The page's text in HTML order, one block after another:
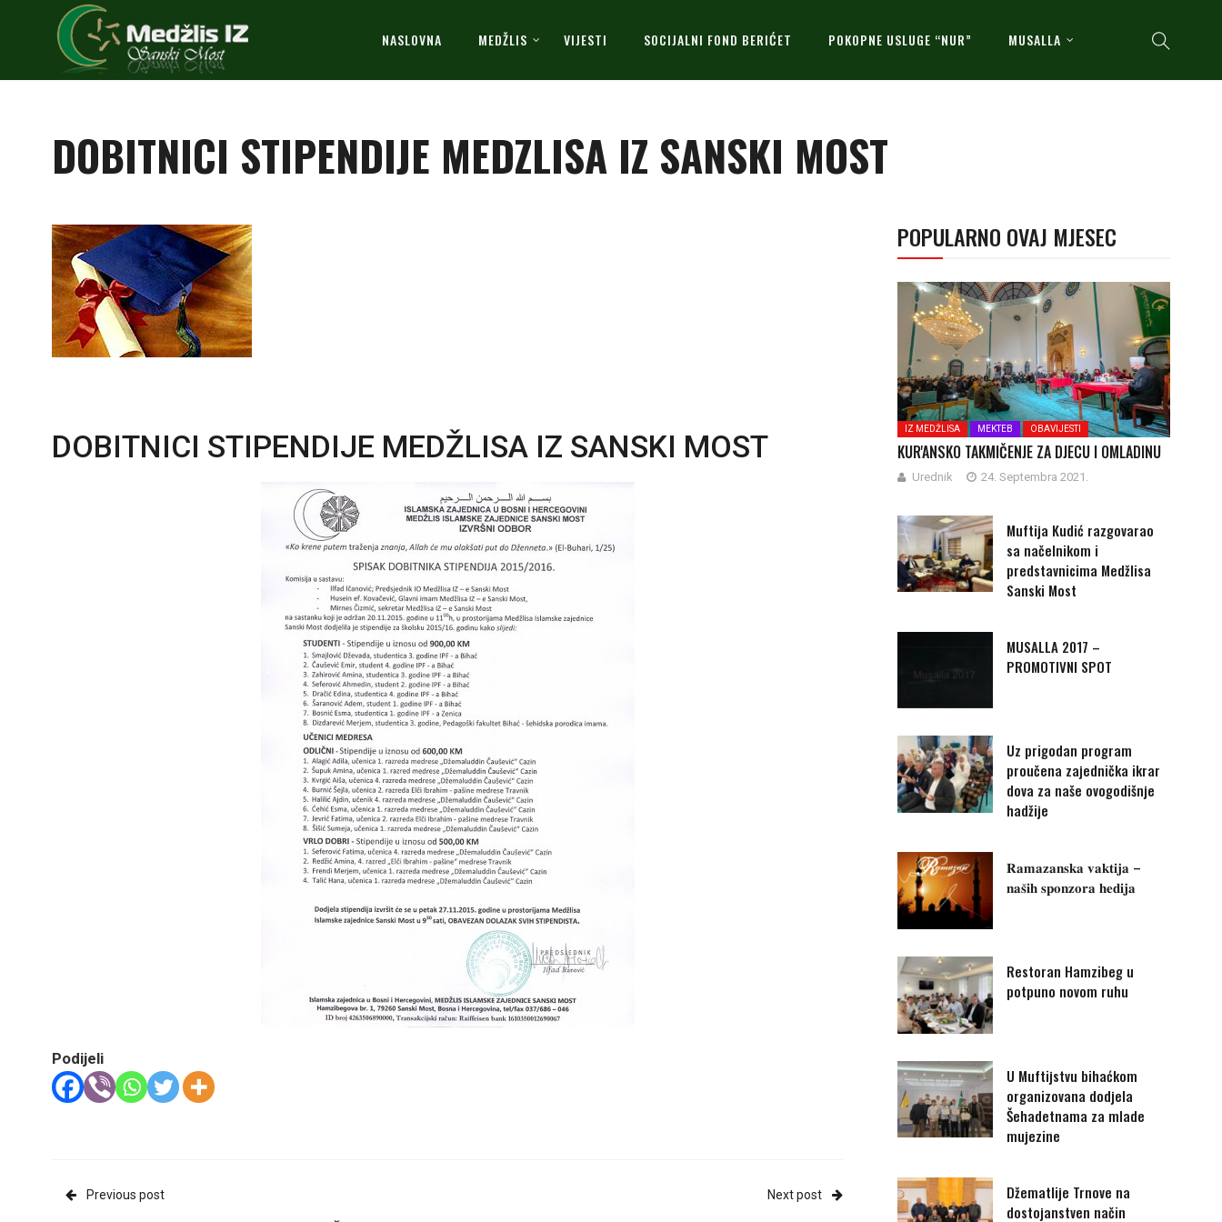
NASLOVNA MEDŽLIS VIJESTI SOCIJALNI FOND BERIĆET POKOPNE USLUGE “NUR” MUSALLA
DOBITNICI STIPENDIJE MEDZLISA IZ SANSKI MOST
DOBITNICI STIPENDIJE MEDŽLISA IZ SANSKI MOST
Podijeli
Previous post Next post
POPULARNO OVAJ MJESEC
IZ MEDŽLISA MEKTEB OBAVIJESTI
KUR'ANSKO TAKMIČENJE ZA DJECU I OMLADINU
Urednik 24. Septembra 2021.
Muftija Kudić razgovarao
sa načelnikom i
predstavnicima Medžlisa
Sanski Most
MUSALLA 2017 –
PROMOTIVNI SPOT
Uz prigodan program
proučena zajednička ikrar
dova za naše ovogodišnje
hadžije
𝐑𝐚𝐦𝐚𝐳𝐚𝐧𝐬𝐤𝐚 𝐯𝐚𝐤𝐭𝐢𝐣𝐚 –
𝐧𝐚𝐬̌𝐢𝐡 𝐬𝐩𝐨𝐧𝐳𝐨𝐫𝐚 𝐡𝐞𝐝𝐢𝐣𝐚
Restoran Hamzibeg u
potpuno novom ruhu
U Muftijstvu bihaćkom
organizovana dodjela
Šehadetnama za mlade
mujezine
Džematlije Trnove na
dostojanstven način